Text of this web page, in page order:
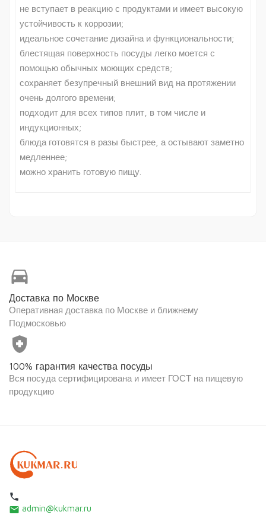
не вступает в реакцию с продуктами и имеет высокую
устойчивость к коррозии;
идеальное сочетание дизайна и функциональности;
блестящая поверхность посуды легко моется с
помощью обычных моющих средств;
сохраняет безупречный внешний вид на протяжении
очень долгого времени;
подходит для всех типов плит, в том числе и
индукционных;
блюда готовятся в разы быстрее, а остывают заметно
медленнее;
можно хранить готовую пищу.
directions_car
Доставка по Москве
Оперативная доставка по Москве и ближнему
Подмосковью
health_and_safety
100% гарантия качества посуды
Вся посуда сертифицирована и имеет ГОСТ на пищевую
продукцию
local_phone
email admin@kukmar.ru